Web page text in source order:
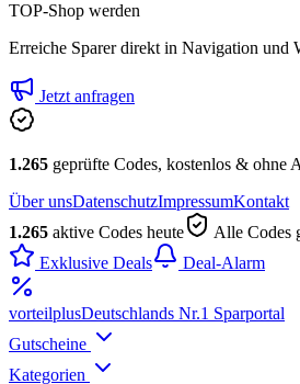
TOP-Shop werden
Erreiche Sparer direkt in Navigation und
Jetzt anfragen
1.265 geprüfte Codes, kostenlos & ohne
Über unsDatenschutzImpressumKontakt
1.265 aktive Codes heute Alle Codes
Exklusive Deals
Deal-Alarm
vorteilplusDeutschlands Nr.1 Sparportal
Gutscheine
Kategorien